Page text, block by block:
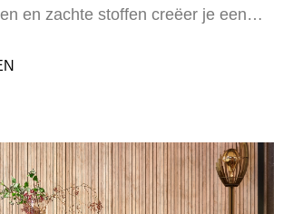
en zachte stoffen creëer je een…